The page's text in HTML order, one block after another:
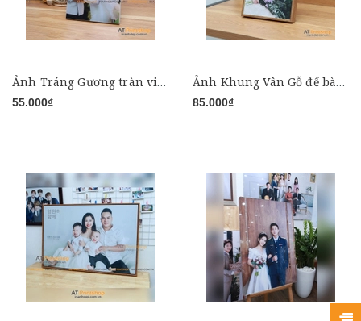
Ảnh Tráng Gương tràn viền
55.000₫
Ảnh Khung Vân Gỗ để bàn - Kích thước 15x21, 20x30
85.000₫